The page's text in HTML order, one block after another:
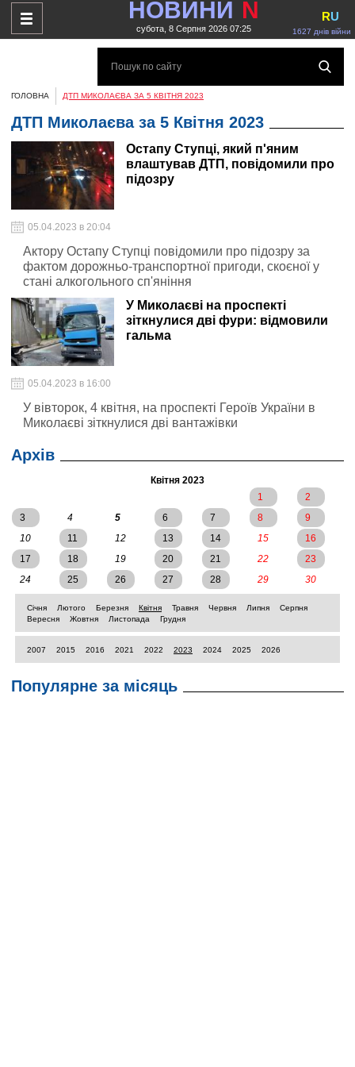
НОВИНИ N
субота, 8 Серпня 2026 07:25 1627 днів війни
RU
ГОЛОВНА ДТП МИКОЛАЄВА ЗА 5 КВІТНЯ 2023
ДТП Миколаєва за 5 Квітня 2023
Остапу Ступці, який п'яним
влаштував ДТП, повідомили про
підозру
05.04.2023 в 20:04
Актору Остапу Ступці повідомили про підозру за
фактом дорожньо-транспортної пригоди, скоєної у
стані алкогольного сп'яніння
У Миколаєві на проспекті
зіткнулися дві фури: відмовили
гальма
05.04.2023 в 16:00
У вівторок, 4 квітня, на проспекті Героїв України в
Миколаєві зіткнулися дві вантажівки
Архів
Квітня 2023
1
2
3
4 5 6 7 8
9
10
11 12 13 14 15
16
17
18 19 20 21 22
23
24
25 26 27 28 29 30
Січня Лютого Березня Квітня Травня Червня Липня
Серпня
Вересня
Жовтня Листопада Грудня
2007 2015 2016 2021 2022 2023 2024 2025 2026
Популярне за місяць